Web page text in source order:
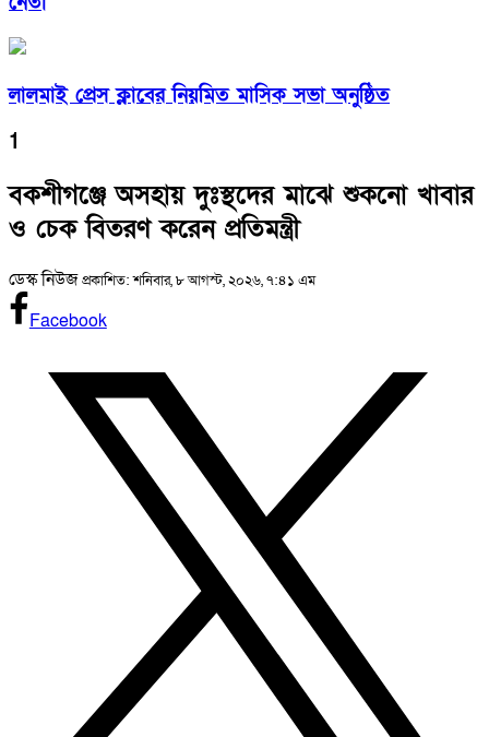
লালমাই প্রেস ক্লাবের নিয়মিত মাসিক সভা অনুষ্ঠিত
1
বকশীগঞ্জে অসহায় দুঃস্থদের মাঝে শুকনো খাবার
ও চেক বিতরণ করেন প্রতিমন্ত্রী
ডেস্ক নিউজপ্রকাশিত: শনিবার, ৮ আগস্ট, ২০২৬, ৭:৪১ এম
Facebook